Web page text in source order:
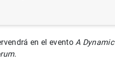
en el eventoA Dynamic